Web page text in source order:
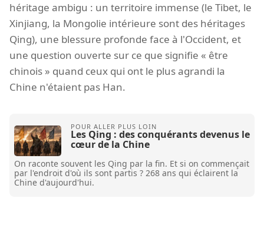
héritage ambigu : un territoire immense (le Tibet, le
Xinjiang, la Mongolie intérieure sont des héritages
Qing), une blessure profonde face à l'Occident, et
une question ouverte sur ce que signifie « être
chinois » quand ceux qui ont le plus agrandi la
Chine n'étaient pas Han.
Les Qing : des conquérants devenus le
cœur de la Chine
On raconte souvent les Qing par la fin. Et si on commençait
par l'endroit d'où ils sont partis ? 268 ans qui éclairent la
Chine d'aujourd'hui.